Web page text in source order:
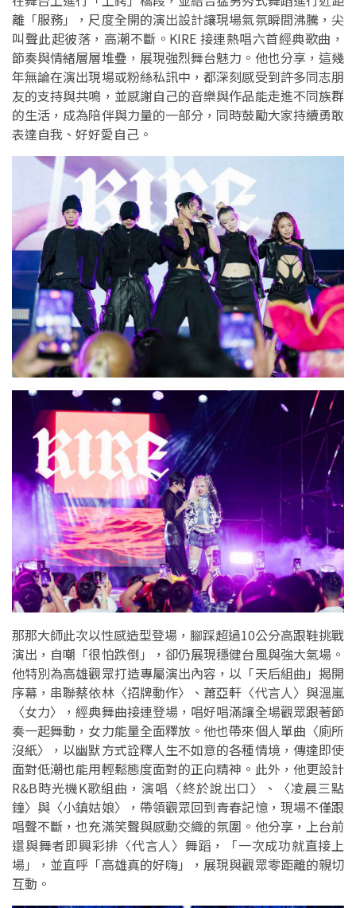
離「服務」，尺度全開的演出設計讓現場氣氛瞬間沸騰，尖
叫聲此起彼落，高潮不斷。KIRE 接連熱唱六首經典歌曲，
節奏與情緒層層堆疊，展現強烈舞台魅力。他也分享，這幾
年無論在演出現場或粉絲私訊中，都深刻感受到許多同志朋
友的支持與共鳴，並感謝自己的音樂與作品能走進不同族群
的生活，成為陪伴與力量的一部分，同時鼓勵大家持續勇敢
表達自我、好好愛自己。
那那大師此次以性感造型登場，腳踩超過10公分高跟鞋挑戰
演出，自嘲「很怕跌倒」，卻仍展現穩健台風與強大氣場。
他特別為高雄觀眾打造專屬演出內容，以「天后組曲」揭開
序幕，串聯蔡依林〈招牌動作〉、蕭亞軒〈代言人〉與溫嵐
〈女力〉，經典舞曲接連登場，唱好唱滿讓全場觀眾跟著節
奏一起舞動，女力能量全面釋放。他也帶來個人單曲〈廁所
沒紙〉，以幽默方式詮釋人生不如意的各種情境，傳達即使
面對低潮也能用輕鬆態度面對的正向精神。此外，他更設計
R&B時光機K歌組曲，演唱〈終於說出口〉、〈凌晨三點
鐘〉與〈小鎮姑娘〉，帶領觀眾回到青春記憶，現場不僅跟
唱聲不斷，也充滿笑聲與感動交織的氛圍。他分享，上台前
還與舞者即興彩排〈代言人〉舞蹈，「一次成功就直接上
場」，並直呼「高雄真的好嗨」，展現與觀眾零距離的親切
互動。